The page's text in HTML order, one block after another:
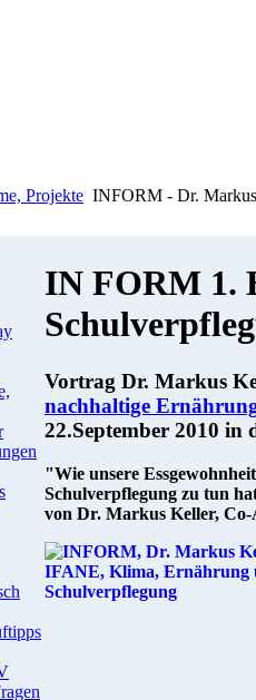
Projekte INFORM - Dr.
IN FORM 1.
Vortrag Dr. Markus
nachhaltige
22.September 2010 in
"Wie unsere
Schulverpflegung zu tun
von Dr. Markus Keller, Co-